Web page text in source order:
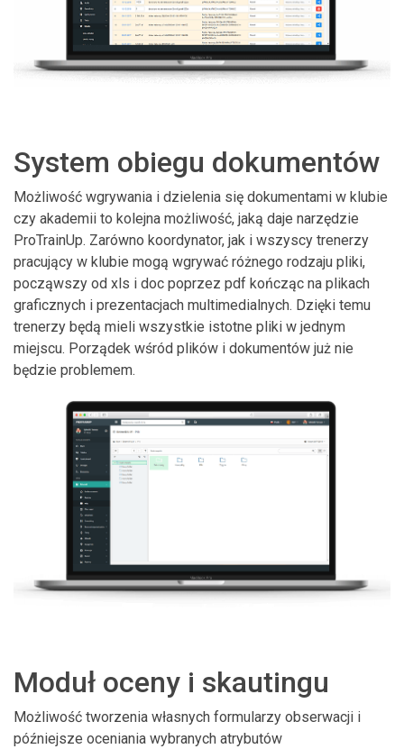
System obiegu dokumentów
Możliwość wgrywania i dzielenia się dokumentami w klubie
czy akademii to kolejna możliwość, jaką daje narzędzie
ProTrainUp. Zarówno koordynator, jak i wszyscy trenerzy
pracujący w klubie mogą wgrywać różnego rodzaju pliki,
począwszy od xls i doc poprzez pdf kończąc na plikach
graficznych i prezentacjach multimedialnych. Dzięki temu
trenerzy będą mieli wszystkie istotne pliki w jednym
miejscu. Porządek wśród plików i dokumentów już nie
będzie problemem.
Moduł oceny i skautingu
Możliwość tworzenia własnych formularzy obserwacji i
późniejsze oceniania wybranych atrybutów